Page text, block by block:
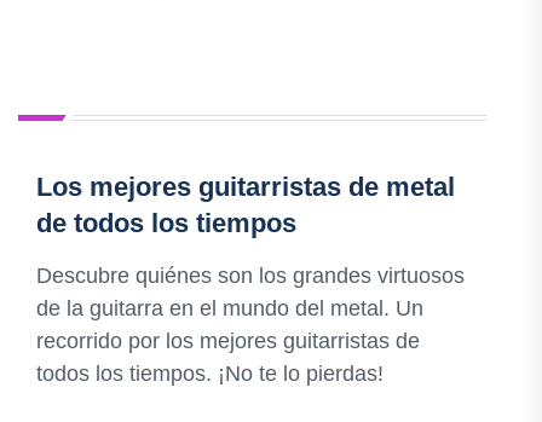
Los mejores guitarristas de metal
de todos los tiempos
Descubre quiénes son los grandes virtuosos
de la guitarra en el mundo del metal. Un
recorrido por los mejores guitarristas de
todos los tiempos. ¡No te lo pierdas!